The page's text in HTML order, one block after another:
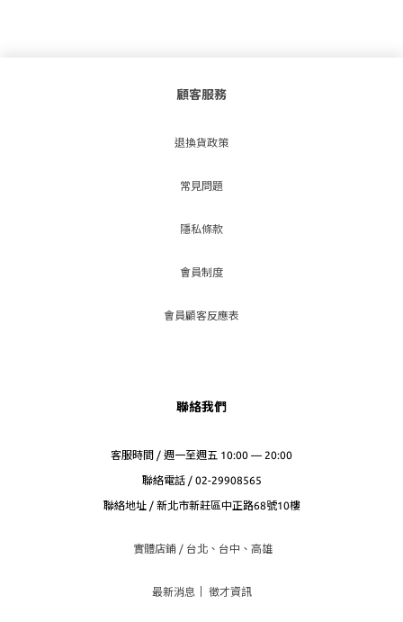
顧客服務
退換貨政策
常見問題
隱私條款
會員制度
會員顧客反應表
聯絡我們
客服時間 / 週一至週五 10:00 — 20:00
聯絡電話 / 02-29908565
聯絡地址 / 新北市新莊區中正路68號10樓
實體店鋪 / 台北、台中、高雄
最新消息 徵才資訊